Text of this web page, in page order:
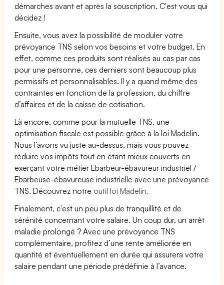
démarches avant et après la souscription. C'est vous qui
décidez !
Ensuite, vous avez la possibilité de moduler votre
prévoyance TNS selon vos besoins et votre budget. En
effet, comme ces produits sont réalisés au cas par cas
pour une personne, ces derniers sont beaucoup plus
permissifs et personnalisables. Il y a quand même des
contraintes en fonction de la profession, du chiffre
d’affaires et de la caisse de cotisation.
Là encore, comme pour la mutuelle TNS, une
optimisation fiscale est possible grâce à la loi Madelin.
Nous l’avons vu juste au-dessus, mais vous pouvez
réduire vos impôts tout en étant mieux couverts en
exerçant votre métier Ebarbeur-ébavureur industriel /
Ebarbeuse-ébavureuse industrielle avec une prévoyance
TNS. Découvrez notre outil loi Madelin.
Finalement, c'est un peu plus de tranquillité et de
sérénité concernant votre salaire. Un coup dur, un arrêt
maladie prolongé ? Avec une prévoyance TNS
complémentaire, profitez d’une rente améliorée en
quantité et éventuellement en durée qui assurera votre
salaire pendant une période prédéfinie à l’avance.